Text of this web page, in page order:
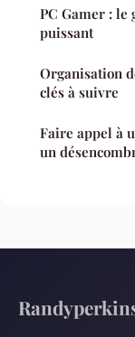
PC Gamer :
puissant
Organisation
clés à suivre
Faire appel à
un